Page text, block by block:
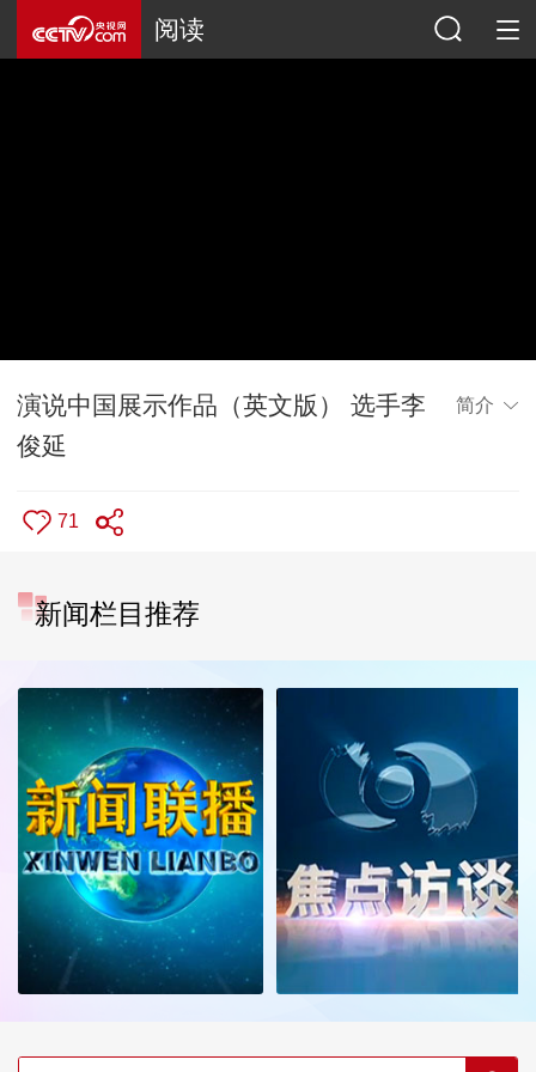
阅读
演说中国展示作品（英文版） 选手李
俊延
简介
71
新闻栏目推荐